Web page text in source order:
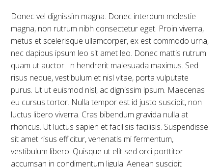
Donec vel dignissim magna. Donec interdum molestie
magna, non rutrum nibh consectetur eget. Proin viverra,
metus et scelerisque ullamcorper, ex est commodo urna,
nec dapibus ipsum leo sit amet leo. Donec mattis rutrum
quam ut auctor. In hendrerit malesuada maximus. Sed
risus neque, vestibulum et nisl vitae, porta vulputate
purus. Ut ut euismod nisl, ac dignissim ipsum. Maecenas
eu cursus tortor. Nulla tempor est id justo suscipit, non
luctus libero viverra. Cras bibendum gravida nulla at
rhoncus. Ut luctus sapien et facilisis facilisis. Suspendisse
sit amet risus efficitur, venenatis mi fermentum,
vestibulum libero. Quisque ut elit sed orci porttitor
accumsan in condimentum ligula. Aenean suscipit